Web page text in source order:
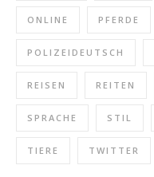
ONLINE PFERDE
POLIZEIDEUTSCH
REISEN REITEN
SPRACHE STIL
TIERE TWITTER